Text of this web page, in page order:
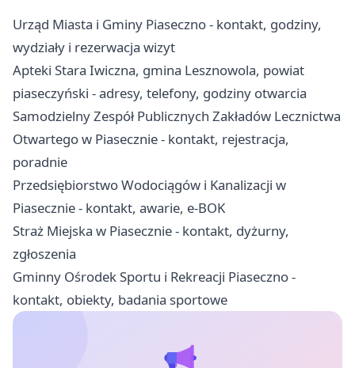
Urząd Miasta i Gminy Piaseczno - kontakt, godziny,
wydziały i rezerwacja wizyt
Apteki Stara Iwiczna, gmina Lesznowola, powiat
piaseczyński - adresy, telefony, godziny otwarcia
Samodzielny Zespół Publicznych Zakładów Lecznictwa
Otwartego w Piasecznie - kontakt, rejestracja,
poradnie
Przedsiębiorstwo Wodociągów i Kanalizacji w
Piasecznie - kontakt, awarie, e-BOK
Straż Miejska w Piasecznie - kontakt, dyżurny,
zgłoszenia
Gminny Ośrodek Sportu i Rekreacji Piaseczno -
kontakt, obiekty, badania sportowe